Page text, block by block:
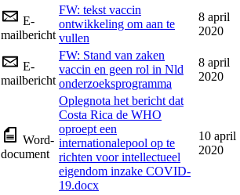
E-
mailbericht
FW: tekst vaccin
ontwikkeling om aan te
vullen
8 april
2020
E-
mailbericht
FW: Stand van zaken
vaccin en geen rol in Nld
onderzoeksprogramma
8 april
2020
Word-
document
Oplegnota het bericht dat
Costa Rica de WHO
oproept een
internationalepool op te
richten voor intellectueel
eigendom inzake COVID-
19.docx
10 april
2020